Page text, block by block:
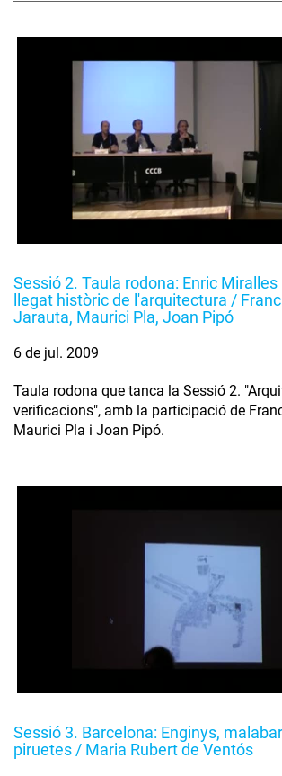
Sessió 2. Taula rodona: Enric Miralles
llegat històric de l'arquitectura /
Jarauta, Maurici Pla, Joan Pipó
6 de jul. 2009
Taula rodona que tanca la Sessió 2.
verificacions", amb la participació de
Maurici Pla i Joan Pipó.
Sessió 3. Barcelona: Enginys,
piruetes / Maria Rubert de Ventós